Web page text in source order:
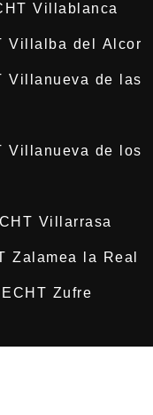
Villablanca
Villalba del Alcor
Villanueva de las
Villanueva de los
Villarrasa
Zalamea la Real
Zufre